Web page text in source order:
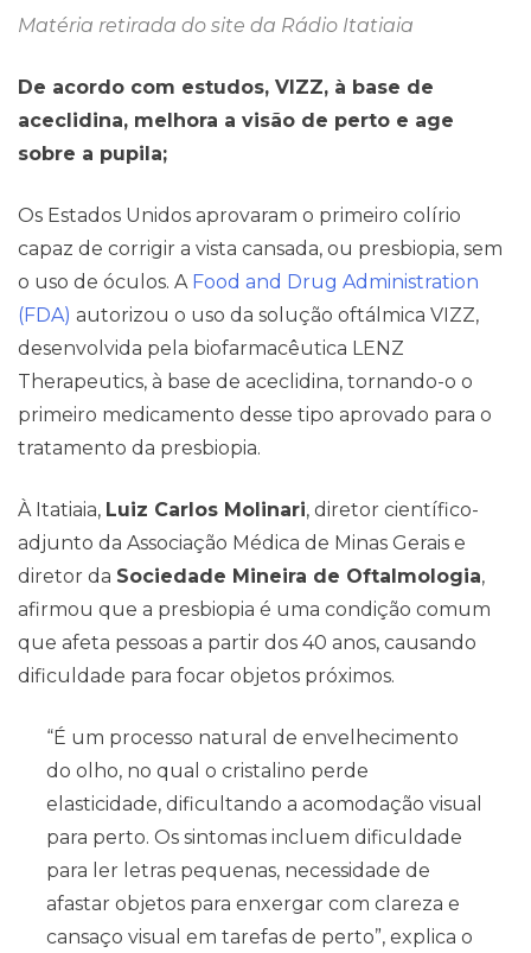
Pareceres Jurídicos
Contato
Matéria retirada do site da Rádio Itatiaia
De acordo com estudos, VIZZ, à base de
aceclidina, melhora a visão de perto e age
sobre a pupila;
Os Estados Unidos aprovaram o primeiro colírio
capaz de corrigir a vista cansada, ou presbiopia, sem
o uso de óculos. A Food and Drug Administration
(FDA) autorizou o uso da solução oftálmica VIZZ,
desenvolvida pela biofarmacêutica LENZ
Therapeutics, à base de aceclidina, tornando-o o
primeiro medicamento desse tipo aprovado para o
tratamento da presbiopia.
À Itatiaia, Luiz Carlos Molinari, diretor científico-
adjunto da Associação Médica de Minas Gerais e
diretor da Sociedade Mineira de Oftalmologia,
afirmou que a presbiopia é uma condição comum
que afeta pessoas a partir dos 40 anos, causando
dificuldade para focar objetos próximos.
“É um processo natural de envelhecimento
do olho, no qual o cristalino perde
elasticidade, dificultando a acomodação visual
para perto. Os sintomas incluem dificuldade
para ler letras pequenas, necessidade de
afastar objetos para enxergar com clareza e
cansaço visual em tarefas de perto”, explica o